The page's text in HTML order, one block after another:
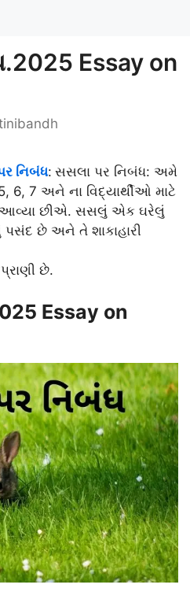
Essay on
નિબંધ: સસલા પર નિબંધ: અમે
6, 7 અને ના વિદ્યાર્થીઓ માટે
આવ્યા છીએ. સસલું એક ઘરેલું
પસંદ છે અને તે શાકાહારી
છે.
Essay on